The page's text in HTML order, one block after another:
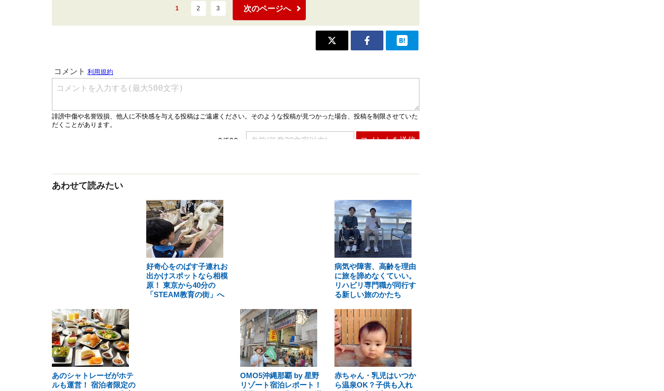
1 2 3 次のページへ
あわせて読みたい
好奇心をのばす子連れお
出かけスポットなら相模
原！ 東京から40分の
「STEAM教育の街」へ
病気や障害、高齢を理由
に旅を諦めなくていい。
リハビリ専門職が同行す
る新しい旅のかたち
あのシャトレーゼがホテ
ルも運営！ 宿泊者限定の
OMO5沖縄那覇 by 星野
リゾート宿泊レポート！
赤ちゃん・乳児はいつか
ら温泉OK？子供も入れ